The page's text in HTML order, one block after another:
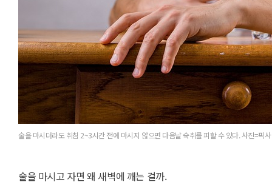
술을 마시더라도 취침 2~3시간 전에 마시지 않으면 다음날 숙취를 피할 수 있다. 사진=픽
술을 마시고 자면 왜 새벽에 깨는 걸까.